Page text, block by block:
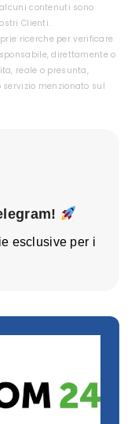
contenuti sono
Clienti.
ricerche per verificare
direttamente o
reale o presunta,
menzionato sul
esclusive per i